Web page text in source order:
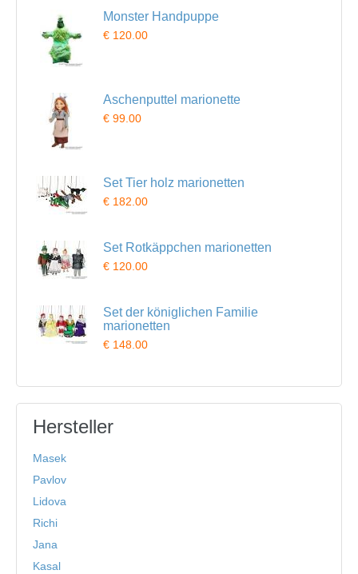
Monster Handpuppe
€ 120.00
Aschenputtel marionette
€ 99.00
Set Tier holz marionetten
€ 182.00
Set Rotkäppchen marionetten
€ 120.00
Set der königlichen Familie
marionetten
€ 148.00
Hersteller
Masek
Pavlov
Lidova
Richi
Jana
Kasal